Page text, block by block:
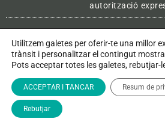
autorització
Avís legal i política de privacitat
Política de galetes (cookies)
Contactar
Utilitzem galetes per oferir-te una millor
trànsit i personalitzar el contingut
Pots acceptar totes les galetes, rebutjar-
ACCEPTAR I TANCAR
Rebutjar
Resum de